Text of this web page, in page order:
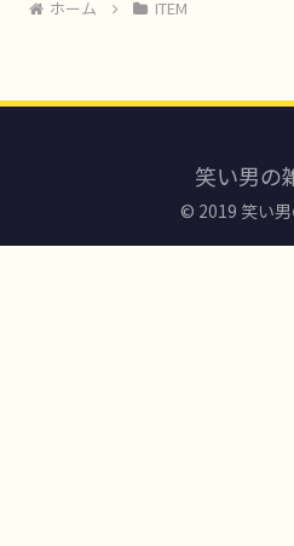
ホーム ITEM
笑い男の
© 2019 笑い